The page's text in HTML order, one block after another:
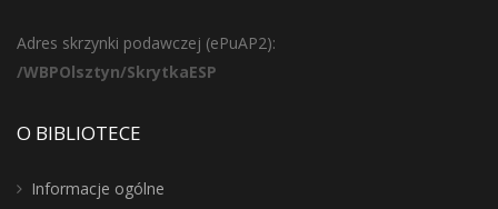
Adres skrzynki podawczej (ePuAP2):
/WBPOlsztyn/SkrytkaESP
O BIBLIOTECE
Informacje ogólne